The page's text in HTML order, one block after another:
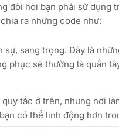
đòi hỏi bạn phải sử dụng
ra những code như:
sang trọng. Đây là
sẽ thường là quần
tắc ở trên, nhưng nơi
có thể linh động hơn